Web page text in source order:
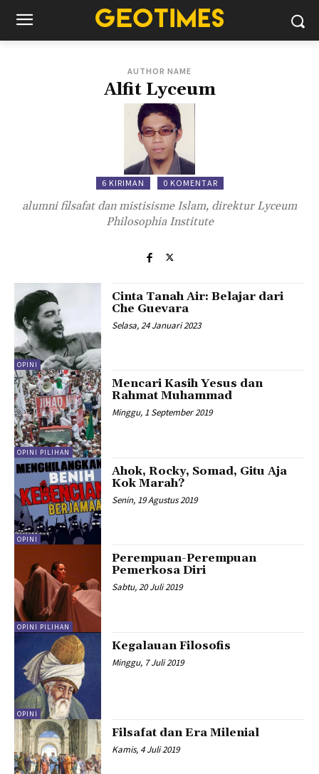
AUTHOR NAME
Alfit Lyceum
6 KIRIMAN 0 KOMENTAR
alumni filsafat dan mistisisme Islam, direktur Lyceum
Philosophia Institute
OPINI
Cinta Tanah Air: Belajar dari
Che Guevara
Selasa, 24 Januari 2023
OPINI PILIHAN
Mencari Kasih Yesus dan
Rahmat Muhammad
Minggu, 1 September 2019
OPINI
Ahok, Rocky, Somad, Gitu Aja
Kok Marah?
Senin, 19 Agustus 2019
OPINI PILIHAN
Perempuan-Perempuan
Pemerkosa Diri
Sabtu, 20 Juli 2019
OPINI
Kegalauan Filosofis
Minggu, 7 Juli 2019
Filsafat dan Era Milenial
Kamis, 4 Juli 2019